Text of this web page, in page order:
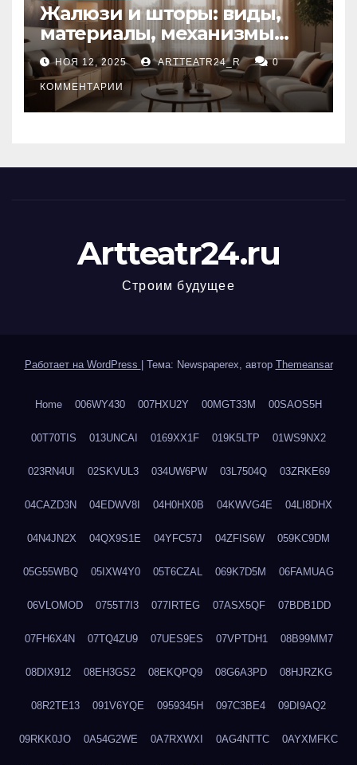
Жалюзи и шторы: виды,
материалы, механизмы
управления и уход
НОЯ 12, 2025 ARTTEATR24_R 0
КОММЕНТАРИИ
Artteatr24.ru
Строим будущее
Работает на WordPress | Тема: Newspaperex, автор Themeansar
Home 006WY430 007HXU2Y 00MGT33M 00SAOS5H
00T70TIS 013UNCAI 0169XX1F 019K5LTP 01WS9NX2
023RN4UI 02SKVUL3 034UW6PW 03L7504Q 03ZRKE69
04CAZD3N 04EDWV8I 04H0HX0B 04KWVG4E 04LI8DHX
04N4JN2X 04QX9S1E 04YFC57J 04ZFIS6W 059KC9DM
05G55WBQ 05IXW4Y0 05T6CZAL 069K7D5M 06FAMUAG
06VLOMOD 0755T7I3 077IRTEG 07ASX5QF 07BDB1DD
07FH6X4N 07TQ4ZU9 07UES9ES 07VPTDH1 08B99MM7
08DIX912 08EH3GS2 08EKQPQ9 08G6A3PD 08HJRZKG
08R2TE13 091V6YQE 0959345H 097C3BE4 09DI9AQ2
09RKK0JO 0A54G2WE 0A7RXWXI 0AG4NTTC 0AYXMFKC